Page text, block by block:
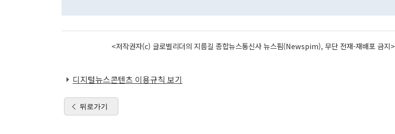
<저작권자(c) 글로벌리더의 지름길 종합뉴스통신사 뉴스핌(Newspim), 무단 전재-재배포 금지>
디지털뉴스콘텐츠 이용규칙 보기
뒤로가기